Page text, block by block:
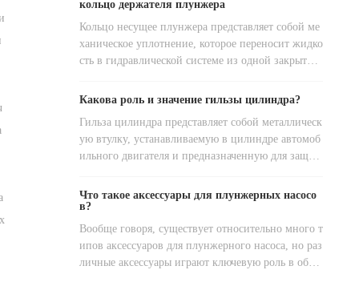
кольцо держателя плунжера
Кольцо несущее плунжера представляет собой ме
ханическое уплотнение, которое переносит жидко
сть в гидравлической системе из одной закрытой
механических и гидравлических системах, а такж
в. Длина масляного кольца плунжера составляет
около 1000 слов, ниже приводится его подробное
описание.
Какова роль и значение гильзы цилиндра?
Гильза цилиндра представляет собой металлическ
ую втулку, устанавливаемую в цилиндре автомоб
ильного двигателя и предназначенную для защит
ения уплотняющего зазора между цилиндром и п
оршнем. Гильзы цилиндров имеют большое значе
ние, поскольку они предотвращают прямой конта
гая взаимного износа и повреждений. Когда двиг
Что такое аксессуары для плунжерных насосо
в?
Вообще говоря, существует относительно много т
ипов аксессуаров для плунжерного насоса, но раз
личные аксессуары играют ключевую роль в обес